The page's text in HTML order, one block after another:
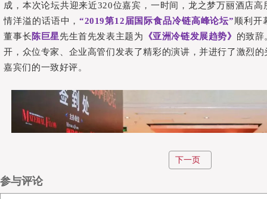
成，本次论坛共迎来近320位嘉宾，一时间，龙之梦万丽酒店
情洋溢的话语中，“2019第12届国际食品冷链高峰论坛”顺利开
董事长陈巨星先生首先发表主题为 《亚洲冷链发展趋势》 的致辞
开，众位专家、企业高管们发表了精彩的演讲，并进行了激烈
嘉宾们的一致好评。
下一页
参与评论